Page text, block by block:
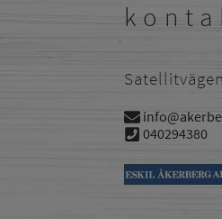
040294380